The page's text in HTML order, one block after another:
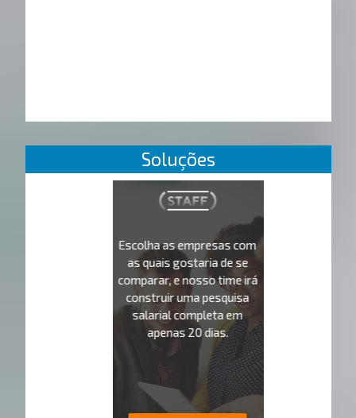
Soluções
Escolha as empresas com
as quais gostaria de se
comparar, e nosso time irá
construir uma pesquisa
salarial completa em
apenas 20 dias.